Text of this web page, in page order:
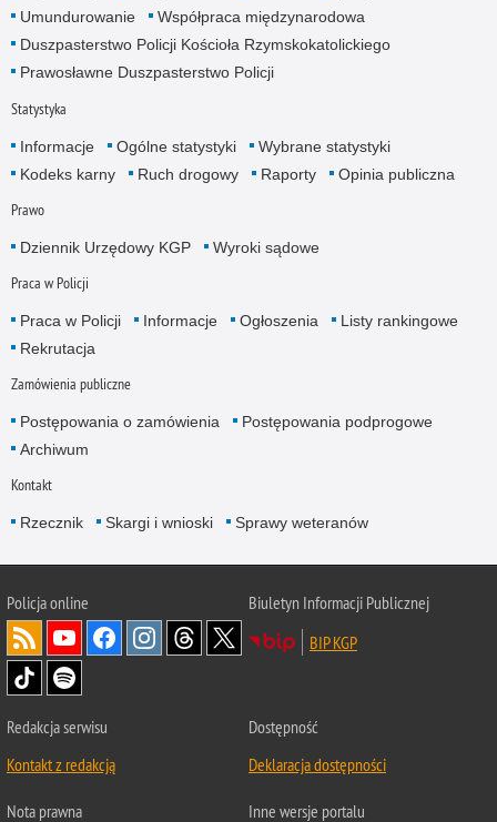
Umundurowanie
Współpraca międzynarodowa
Duszpasterstwo Policji Kościoła Rzymskokatolickiego
Prawosławne Duszpasterstwo Policji
Statystyka
Informacje Ogólne statystyki
Wybrane statystyki
Kodeks karny
Ruch drogowy Raporty Opinia publiczna
Prawo
Dziennik Urzędowy KGP Wyroki sądowe
Praca w Policji
Praca w Policji Informacje Ogłoszenia
Listy rankingowe
Rekrutacja
Zamówienia publiczne
Postępowania o zamówienia
Postępowania podprogowe
Archiwum
Kontakt
Rzecznik Skargi i wnioski Sprawy weteranów
Policjaonline
Biuletyn Informacji Publicznej
BIP KGP
Redakcja serwisu
Kontakt z redakcją
Dostępność
Deklaracja dostępności
Nota prawna Inne wersje portalu